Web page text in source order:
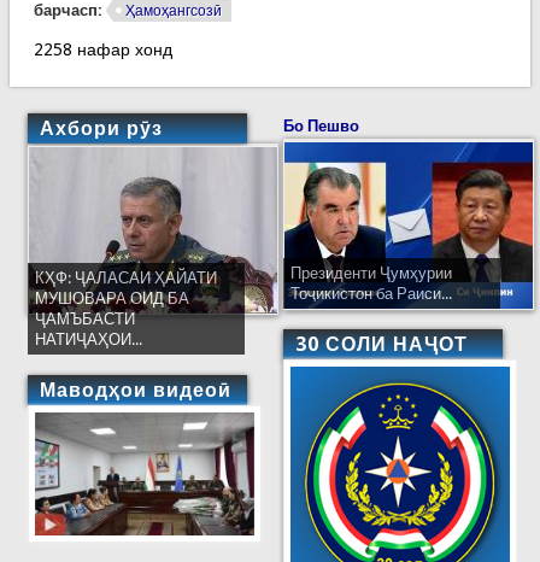
барчасп: Ҳамоҳангсозӣ
2258 нафар хонд
Ахбори рӯз
КҲФ: ҶАЛАСАИ ҲАЙАТИ
МУШОВАРА ОИД БА
ҶАМЪБАСТИ
НАТИҶАҲОИ...
Маводҳои видеоӣ
Бо Пешво
Президенти Ҷумҳурии
Тоҷикистон ба Раиси...
30 СОЛИ НАҶОТ